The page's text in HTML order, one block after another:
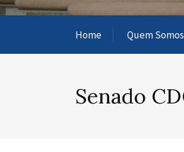
Home Quem Somos
Senado